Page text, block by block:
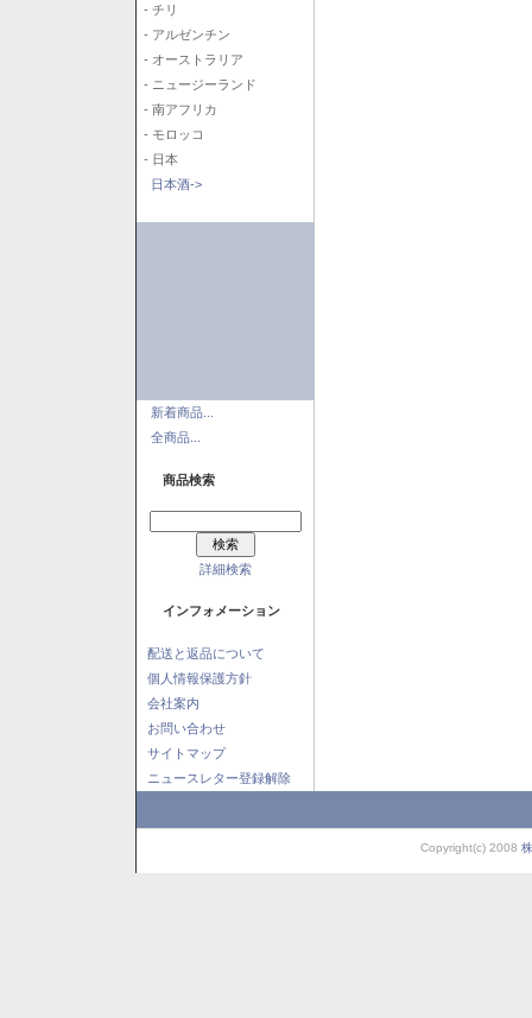
- チリ
- アルゼンチン
- オーストラリア
- ニュージーランド
- 南アフリカ
- モロッコ
- 日本
日本酒->
新着商品...
全商品...
商品検索
詳細検索
インフォメーション
配送と返品について
個人情報保護方針
会社案内
お問い合わせ
サイトマップ
ニュースレター登録解除
Copyright(c) 2008